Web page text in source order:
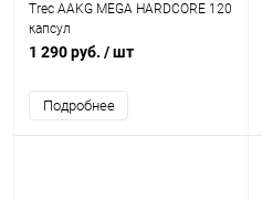
Trec AAKG MEGA HARDCORE 120
капсул
1 290 руб. / шт
Подробнее